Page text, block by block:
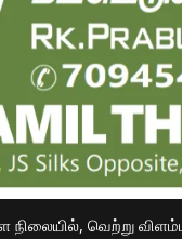
நிலையில், வெற்று